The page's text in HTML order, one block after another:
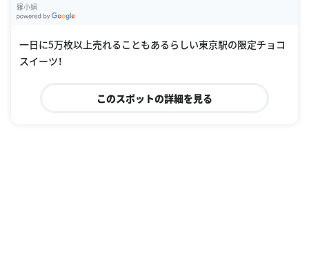
羅小娟
一日に5万枚以上売れることもあるらしい東京駅の限定チョコ
スイーツ！
このスポットの詳細を見る